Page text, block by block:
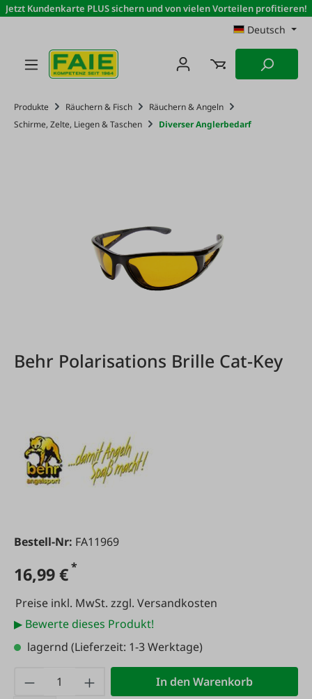
Zum Hauptinhalt springen
Jetzt Kundenkarte PLUS sichern und von vielen Vorteilen profitieren!
Deutsch
Produkte Räuchern & Fisch
Räuchern & Angeln
Schirme, Zelte, Liegen & Taschen
Diverser Anglerbedarf
Behr Polarisations Brille Cat-Key
Bestell-Nr: FA11969
16,99 €*
Preise inkl. MwSt. zzgl. Versandkosten
▶ Bewerte dieses Produkt!
lagernd (Lieferzeit: 1-3 Werktage)
Produkt Anzahl: Gib den gewünschten
In den Warenkorb